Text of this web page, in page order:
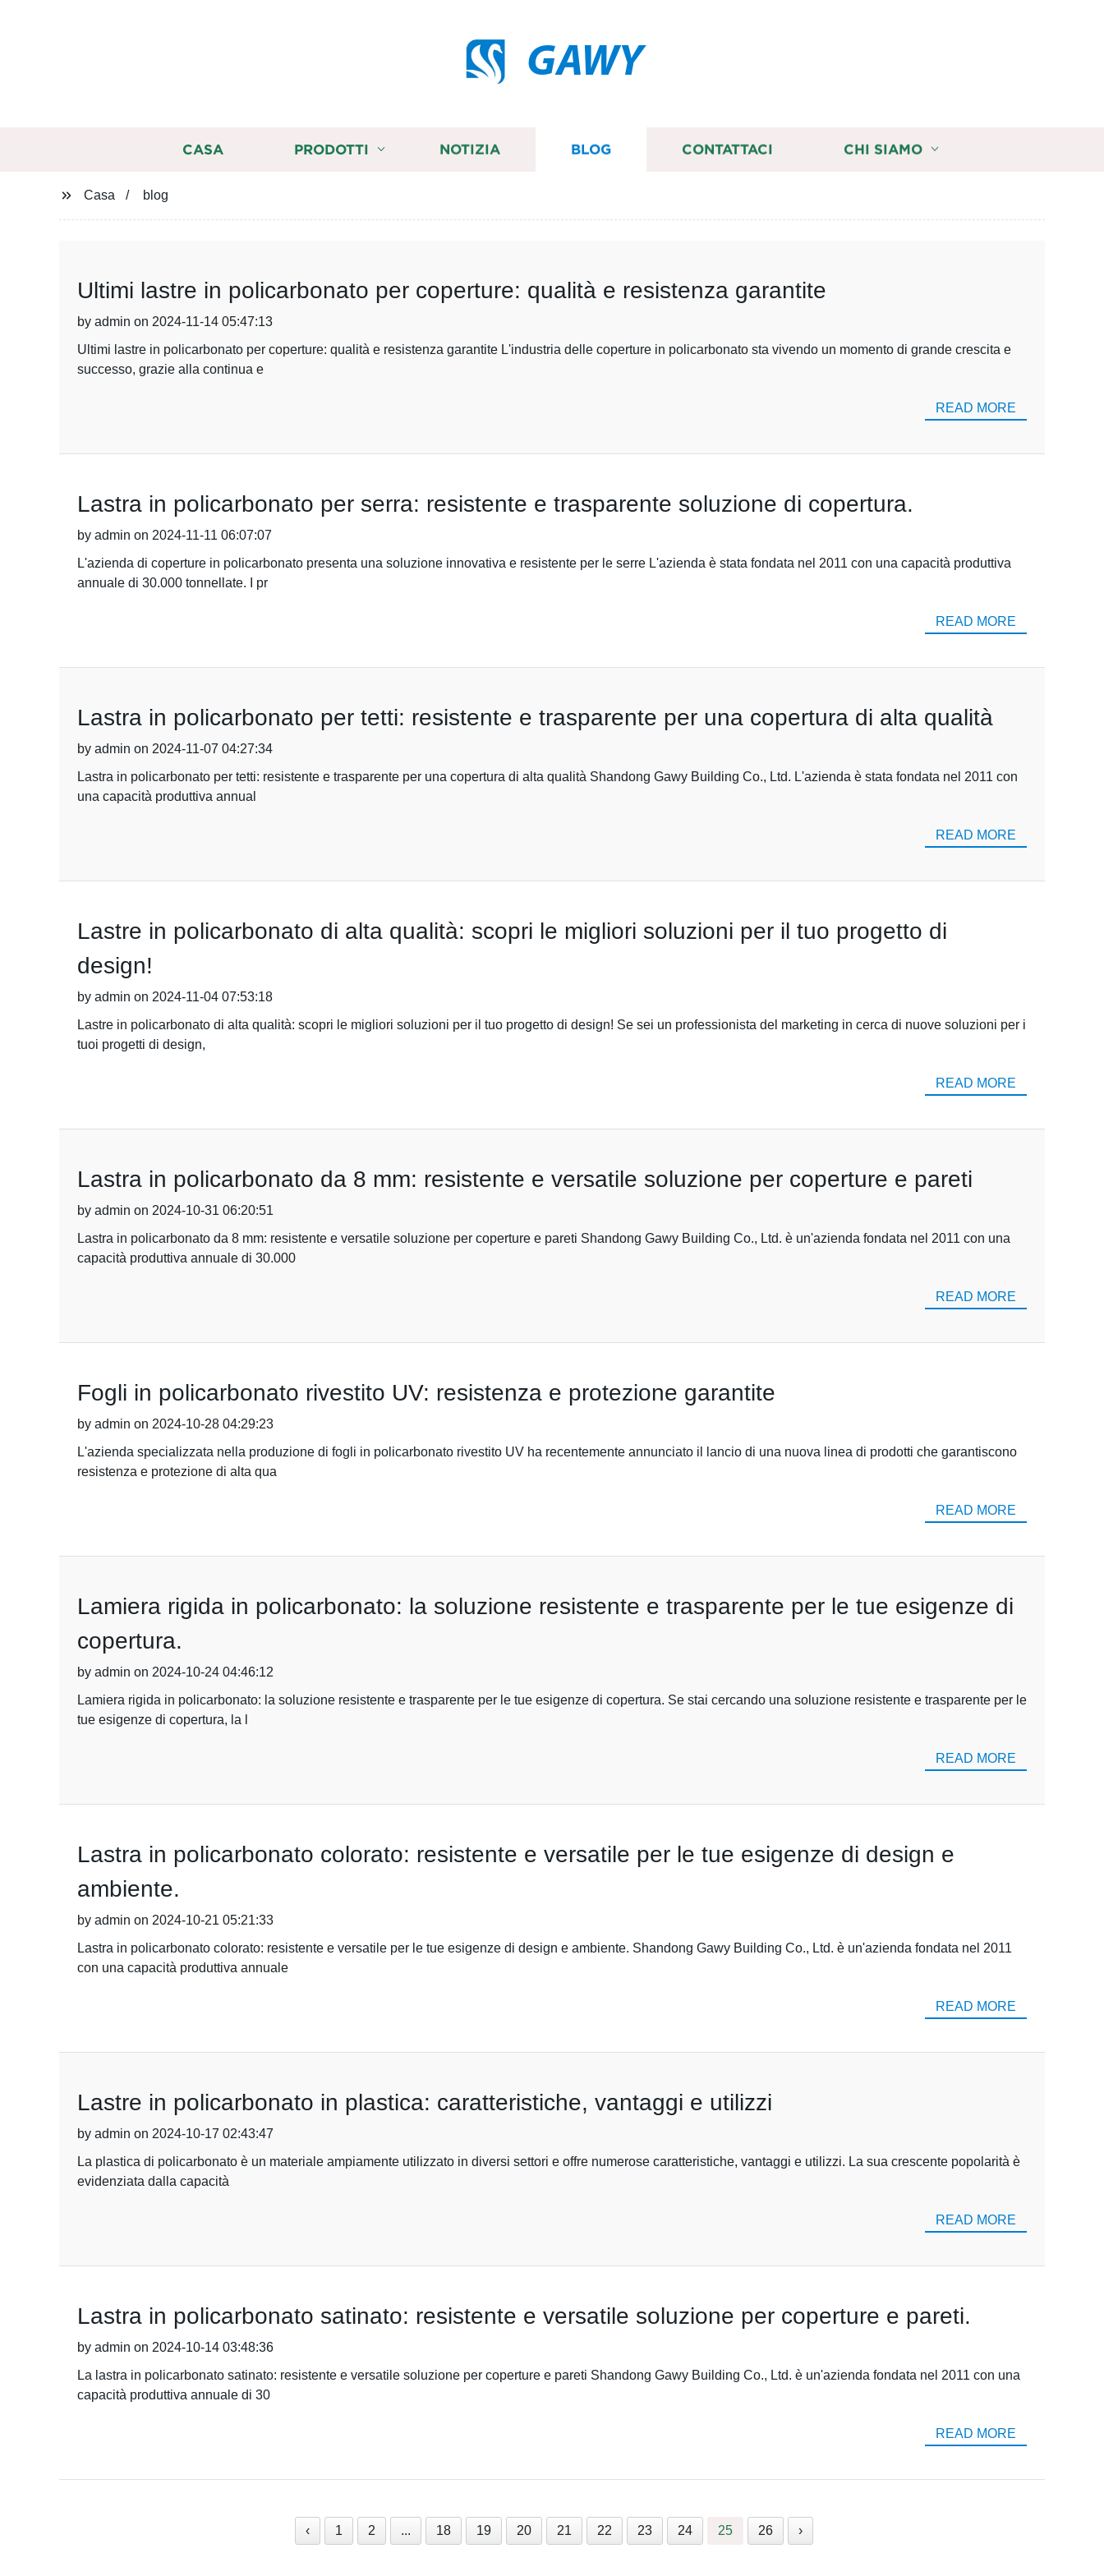
GAWY
CASA PRODOTTI NOTIZIA BLOG CONTATTACI CHI SIAMO
Casa blog
Ultimi lastre in policarbonato per coperture: qualità e resistenza garantite
by admin on 2024-11-14 05:47:13
Ultimi lastre in policarbonato per coperture: qualità e resistenza garantite L'industria delle coperture in policarbonato sta vivendo un momento di grande crescita e
successo, grazie alla continua e
READ MORE
Lastra in policarbonato per serra: resistente e trasparente soluzione di copertura.
by admin on 2024-11-11 06:07:07
L'azienda di coperture in policarbonato presenta una soluzione innovativa e resistente per le serre L'azienda è stata fondata nel 2011 con una capacità produttiva
annuale di 30.000 tonnellate. I pr
READ MORE
Lastra in policarbonato per tetti: resistente e trasparente per una copertura di alta qualità
by admin on 2024-11-07 04:27:34
Lastra in policarbonato per tetti: resistente e trasparente per una copertura di alta qualità Shandong Gawy Building Co., Ltd. L'azienda è stata fondata nel 2011 con
una capacità produttiva annual
READ MORE
Lastre in policarbonato di alta qualità: scopri le migliori soluzioni per il tuo progetto di
design!
by admin on 2024-11-04 07:53:18
Lastre in policarbonato di alta qualità: scopri le migliori soluzioni per il tuo progetto di design! Se sei un professionista del marketing in cerca di nuove soluzioni per i
tuoi progetti di design,
READ MORE
Lastra in policarbonato da 8 mm: resistente e versatile soluzione per coperture e pareti
by admin on 2024-10-31 06:20:51
Lastra in policarbonato da 8 mm: resistente e versatile soluzione per coperture e pareti Shandong Gawy Building Co., Ltd. è un'azienda fondata nel 2011 con una
capacità produttiva annuale di 30.000
READ MORE
Fogli in policarbonato rivestito UV: resistenza e protezione garantite
by admin on 2024-10-28 04:29:23
L'azienda specializzata nella produzione di fogli in policarbonato rivestito UV ha recentemente annunciato il lancio di una nuova linea di prodotti che garantiscono
resistenza e protezione di alta qua
READ MORE
Lamiera rigida in policarbonato: la soluzione resistente e trasparente per le tue esigenze di
copertura.
by admin on 2024-10-24 04:46:12
Lamiera rigida in policarbonato: la soluzione resistente e trasparente per le tue esigenze di copertura. Se stai cercando una soluzione resistente e trasparente per le
tue esigenze di copertura, la l
READ MORE
Lastra in policarbonato colorato: resistente e versatile per le tue esigenze di design e
ambiente.
by admin on 2024-10-21 05:21:33
Lastra in policarbonato colorato: resistente e versatile per le tue esigenze di design e ambiente. Shandong Gawy Building Co., Ltd. è un'azienda fondata nel 2011
con una capacità produttiva annuale
READ MORE
Lastre in policarbonato in plastica: caratteristiche, vantaggi e utilizzi
by admin on 2024-10-17 02:43:47
La plastica di policarbonato è un materiale ampiamente utilizzato in diversi settori e offre numerose caratteristiche, vantaggi e utilizzi. La sua crescente popolarità è
evidenziata dalla capacità
READ MORE
Lastra in policarbonato satinato: resistente e versatile soluzione per coperture e pareti.
by admin on 2024-10-14 03:48:36
La lastra in policarbonato satinato: resistente e versatile soluzione per coperture e pareti Shandong Gawy Building Co., Ltd. è un'azienda fondata nel 2011 con una
capacità produttiva annuale di 30
READ MORE
‹ 1 2 ... 18 19 20 21 22 23 24 25 26 ›